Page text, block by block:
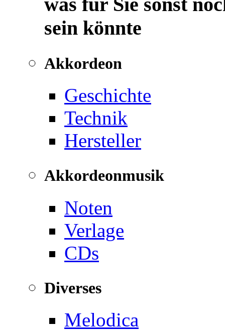
sein könnte
Akkordeon
Geschichte
Technik
Hersteller
Akkordeonmusik
Noten
Verlage
CDs
Diverses
Melodica